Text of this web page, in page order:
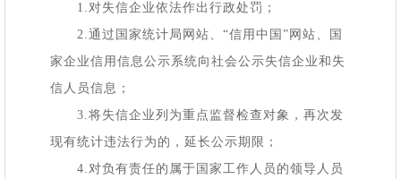
1.对失信企业依法作出行政处罚；
2.通过国家统计局网站、“信用中国”网站、国
家企业信用信息公示系统向社会公示失信企业和失
信人员信息；
3.将失信企业列为重点监督检查对象，再次发
现有统计违法行为的，延长公示期限；
4.对负有责任的属于国家工作人员的领导人员